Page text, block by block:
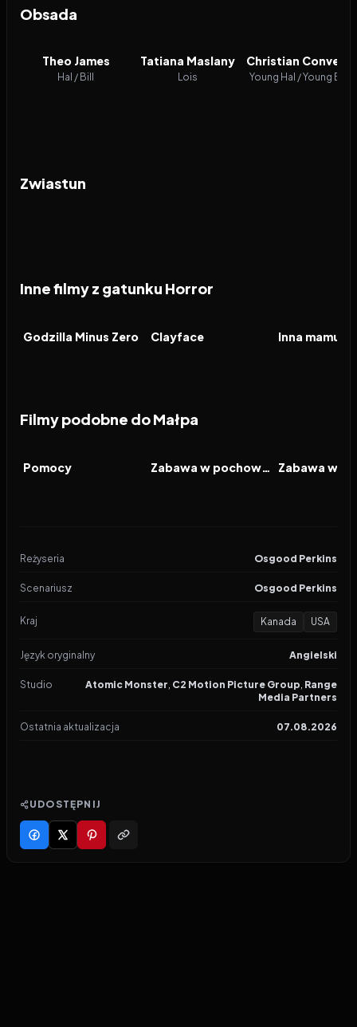
Obsada
Theo James
Hal / Bill
Tatiana Maslany
Lois
Christian Convery
Young Hal / Young Bill
Zwiastun
Inne filmy z gatunku Horror
FILM
Godzilla Minus Zero FILM
Clayface FILM
Inna mamusia
Filmy podobne do Małpa
FILM
Pomocy FILM Zabawa w pochowanego 2 FILM
Reżyseria Osgood Perkins
Scenariusz Osgood Perkins
Kraj Kanada USA
Język oryginalny Angielski
Studio Atomic Monster, C2 Motion Picture Group, Range
Media Partners
Ostatnia aktualizacja 07.08.2026
UDOSTĘPNIJ